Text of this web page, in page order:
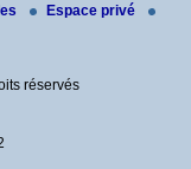
Espace privé
réservés